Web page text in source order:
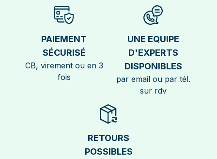
PAIEMENT
SÉCURISÉ
CB, virement ou en 3
fois
UNE EQUIPE
D'EXPERTS
DISPONIBLES
par email ou par tél.
sur rdv
RETOURS
POSSIBLES